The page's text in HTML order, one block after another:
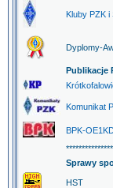
Kluby PZK i
Dyplomy-
Publikacje
Komunikat
BPK-
Sprawy
HST